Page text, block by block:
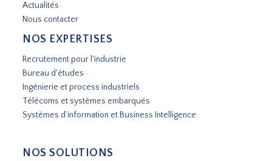
Actualités
Nous contacter
NOS EXPERTISES
Recrutement pour l'industrie
Bureau d'études
Ingénierie et process industriels
Télécoms et systèmes embarqués
Systèmes d’information et Business Intelligence
NOS SOLUTIONS